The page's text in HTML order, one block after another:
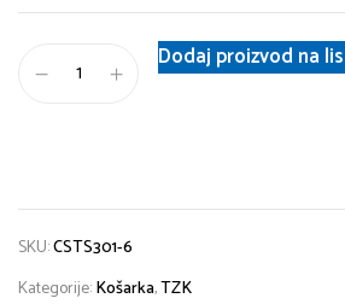
Dodaj proizvod na
SKU:CSTS301-6
Kategorije:Košarka,TZK